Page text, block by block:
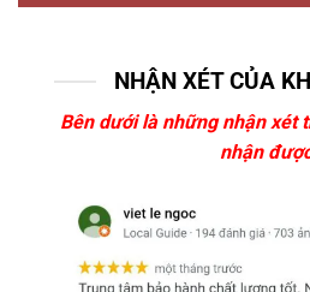
NHẬN XÉT CỦA
Bên dưới là những nhận xét
nhận